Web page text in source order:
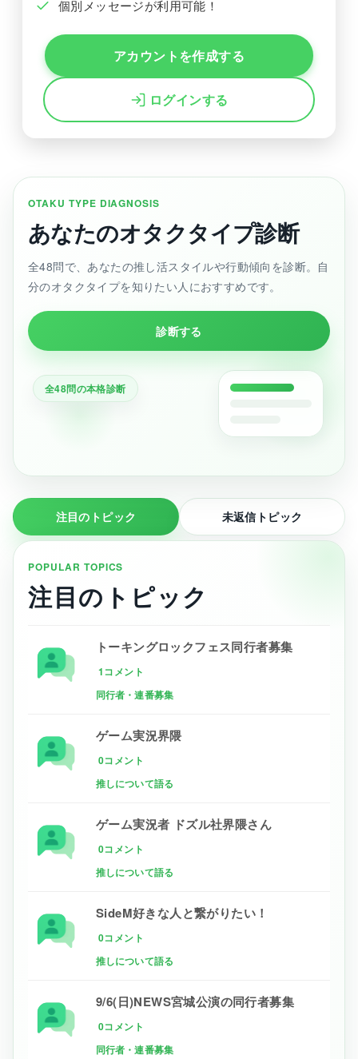
個別メッセージが利用可能！
アカウントを作成する
ログインする
OTAKU TYPE DIAGNOSIS
あなたのオタクタイプ診断
全48問で、あなたの推し活スタイルや行動傾向を診断。自
分のオタクタイプを知りたい人におすすめです。
診断する
全48問の本格診断
注目のトピック 未返信トピック
POPULAR TOPICS
注目のトピック
トーキングロックフェス同行者募集
1コメント
同行者・連番募集
ゲーム実況界隈
0コメント
推しについて語る
ゲーム実況者 ドズル社界隈さん
0コメント
推しについて語る
SideM好きな人と繋がりたい！
0コメント
推しについて語る
9/6(日)NEWS宮城公演の同行者募集
0コメント
同行者・連番募集